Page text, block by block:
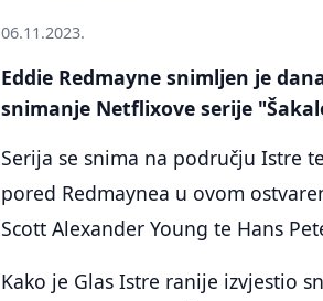
06.11.2023.
Eddie Redmayne snimljen je
snimanje Netflixove serije
Serija se snima na području Istre
pored Redmaynea u ovom
Scott Alexander Young te Hans
Kako je Glas Istre ranije izvjestio